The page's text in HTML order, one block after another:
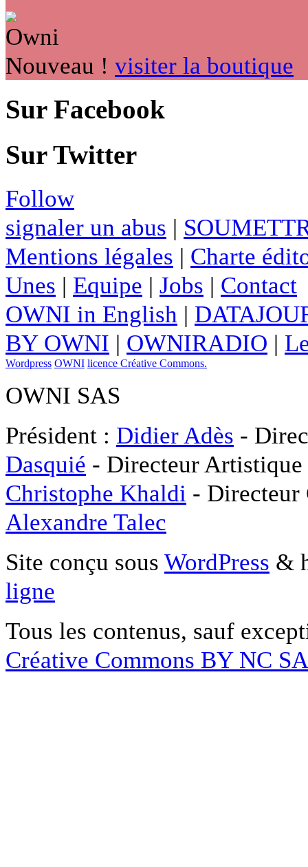
Nouveau ! visiter la boutique
Sur Facebook
Sur Twitter
Follow
signaler un abus |
Mentions légales | Charte
Unes | Equipe | Jobs | Contact
OWNI in English |
BY OWNI | OWNIRADIO |
Wordpress OWNI licence Créative Commons.
OWNI SAS
Président : Didier Adès -
Dasquié - Directeur
Christophe Khaldi -
Alexandre Talec
Site conçu sous WordPress &
ligne
Tous les contenus, sauf
Créative Commons BY NC SA